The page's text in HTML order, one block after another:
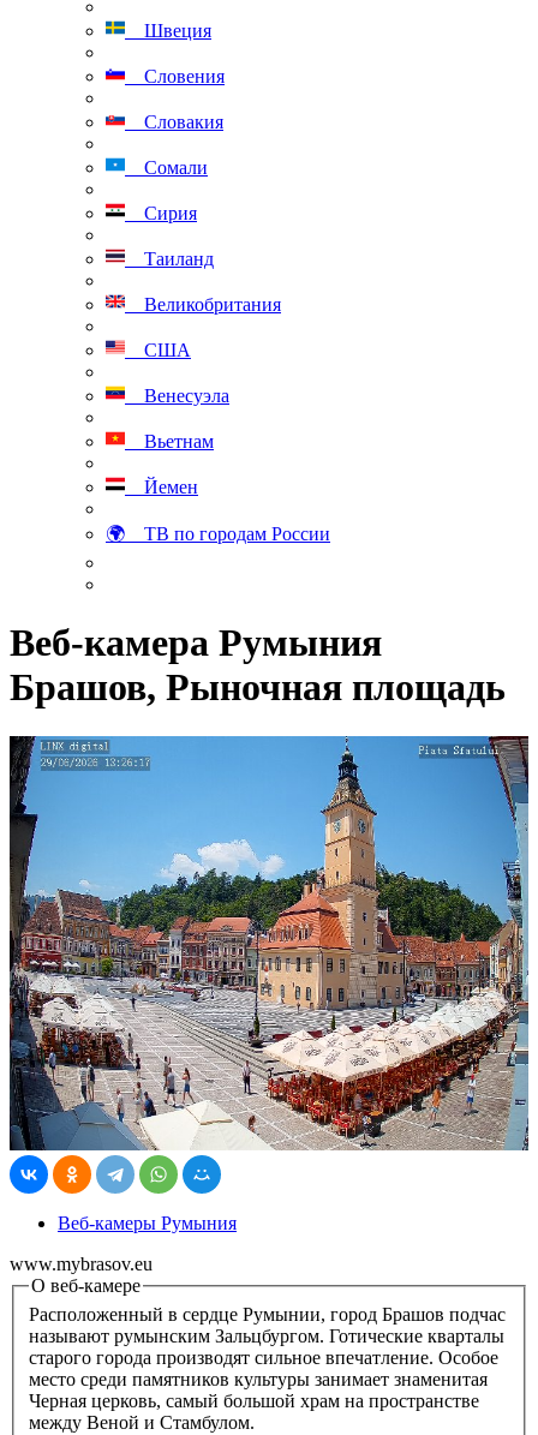
Швеция
Словения
Словакия
Сомали
Сирия
Таиланд
Великобритания
США
Венесуэла
Вьетнам
Йемен
🌍 ТВ по городам России
Веб-камера Румыния
Брашов, Рыночная площадь
Веб-камеры Румыния
www.mybrasov.eu
О веб-камере
Расположенный в сердце Румынии, город Брашов подчас
называют румынским Зальцбургом. Готические кварталы
старого города производят сильное впечатление. Особое
место среди памятников культуры занимает знаменитая
Черная церковь, самый большой храм на пространстве
между Веной и Стамбулом.